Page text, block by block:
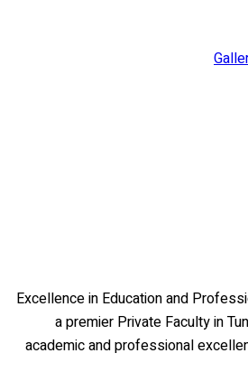
Excellence in Education and
a premier Private Faculty in
academic and professional